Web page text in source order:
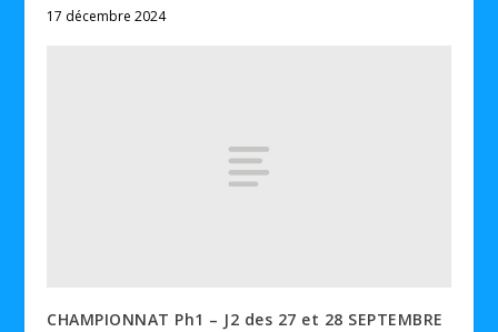
17 décembre 2024
CHAMPIONNAT Ph1 – J2 des 27 et 28 SEPTEMBRE